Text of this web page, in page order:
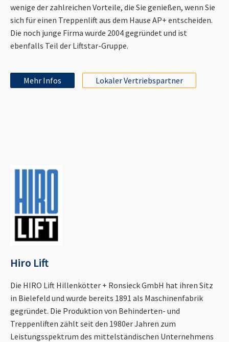
wenige der zahlreichen Vorteile, die Sie genießen, wenn Sie
sich für einen Treppenlift aus dem Hause AP+ entscheiden.
Die noch junge Firma wurde 2004 gegründet und ist
ebenfalls Teil der Liftstar-Gruppe.
Mehr Infos Lokaler Vertriebspartner
Hiro Lift
Die HIRO Lift Hillenkötter + Ronsieck GmbH hat ihren Sitz
in Bielefeld und wurde bereits 1891 als Maschinenfabrik
gegründet. Die Produktion von Behinderten- und
Treppenliften zählt seit den 1980er Jahren zum
Leistungsspektrum des mittelständischen Unternehmens